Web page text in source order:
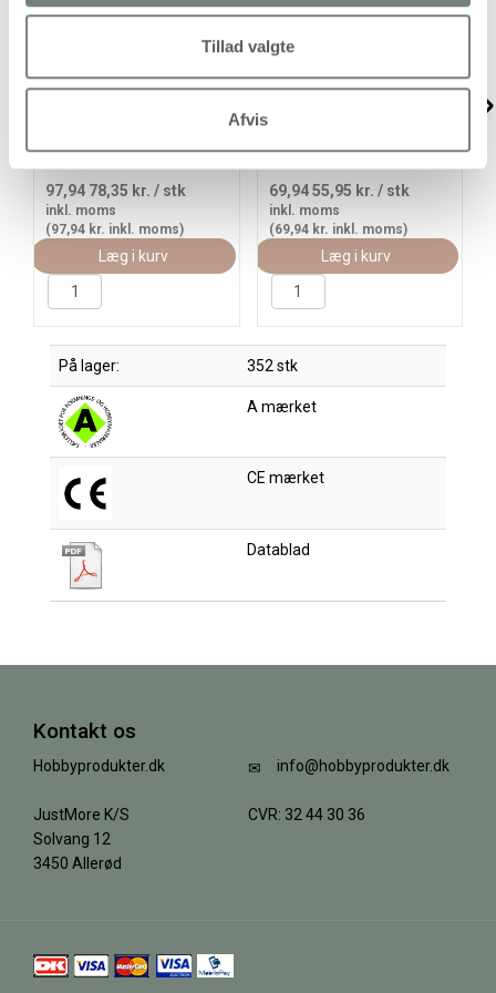
Tillad valgte
Afvis
Akrylmaling Metallic,
97,94 78,35 kr. / stk
inkl. moms
(97,94 kr. inkl. moms)
Læg i kurv
Akrylmaling Mat, primær
69,9455,95 kr. / stk
inkl. moms
(69,94 kr. inkl. moms)
Læg i kurv
På lager: 352 stk
A mærket
CE mærket
Datablad
Kontakt os
Hobbyprodukter.dk
JustMore K/S
Solvang 12
3450 Allerød
info@hobbyprodukter.dk
CVR: 32 44 30 36